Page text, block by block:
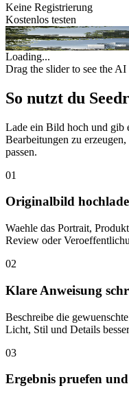
Keine Registrierung
Kostenlos testen
Original
AI Enhanced
Loading...
Drag the slider to see the
So nutzt du
Lade ein Bild hoch und gib
Bearbeitungen zu
passen.
01
Originalbild
Waehle das Portrait,
Review oder
02
Klare Anweisung
Beschreibe die
Licht, Stil und Details
03
Ergebnis pruefen